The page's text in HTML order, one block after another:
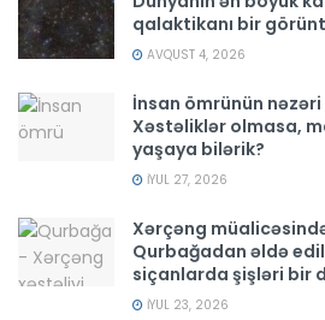
qalaktikanı bir
AVQUST 4, 2026
İnsan ömrünün
Xəstəliklər olmasa,
yaşaya bilərik?
İYUL 27, 2026
Xərçəng
Qurbağadan əldə
siçanlarda şişləri bir
İYUL 23, 2026